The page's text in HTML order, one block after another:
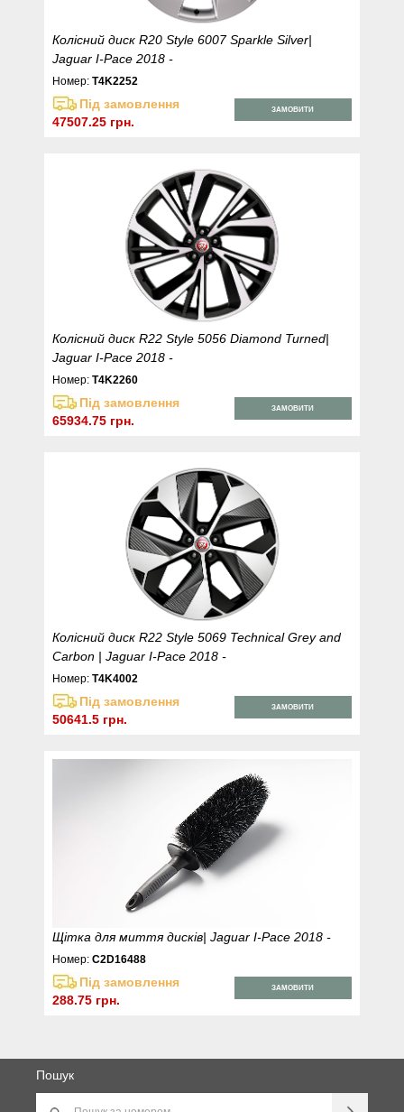
Колісний диск R20 Style 6007 Sparkle Silver|
Jaguar I-Pace 2018 -
Номер:T4K2252
Під замовлення
47507.25 грн.
ЗАМОВИТИ
Колісний диск R22 Style 5056 Diamond Turned|
Jaguar I-Pace 2018 -
Номер:T4K2260
Під замовлення
65934.75 грн.
ЗАМОВИТИ
Колісний диск R22 Style 5069 Technical Grey and
Carbon | Jaguar I-Pace 2018 -
Номер:T4K4002
Під замовлення
50641.5 грн.
ЗАМОВИТИ
Щітка для миття дисків| Jaguar I-Pace 2018 -
Номер:C2D16488
Під замовлення
288.75 грн.
ЗАМОВИТИ
Пошук